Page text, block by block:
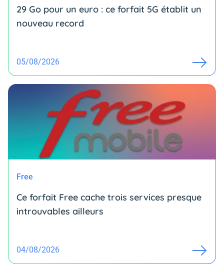
29 Go pour un euro : ce forfait 5G établit un
nouveau record
05/08/2026
Free
Ce forfait Free cache trois services presque
introuvables ailleurs
04/08/2026